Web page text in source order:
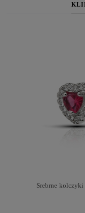
Srebrne kolczyki